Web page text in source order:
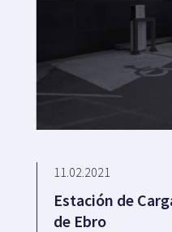
11.02.2021
Estación de
de Ebro